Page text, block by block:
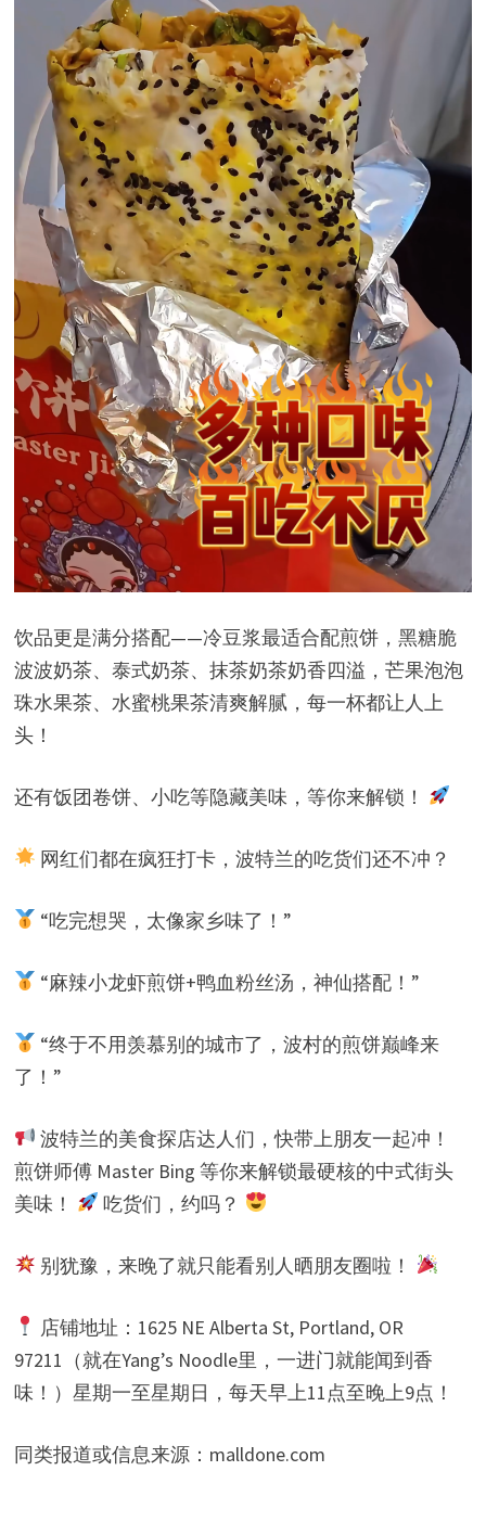
饮品更是满分搭配——冷豆浆最适合配煎饼，黑糖脆
波波奶茶、泰式奶茶、抹茶奶茶奶香四溢，芒果泡泡
珠水果茶、水蜜桃果茶清爽解腻，每一杯都让人上
头！
还有饭团卷饼、小吃等隐藏美味，等你来解锁！
网红们都在疯狂打卡，波特兰的吃货们还不冲？
“吃完想哭，太像家乡味了！”
“麻辣小龙虾煎饼+鸭血粉丝汤，神仙搭配！”
“终于不用羡慕别的城市了，波村的煎饼巅峰来
了！”
波特兰的美食探店达人们，快带上朋友一起冲！
煎饼师傅 Master Bing 等你来解锁最硬核的中式街头
美味！
吃货们，约吗？
别犹豫，来晚了就只能看别人晒朋友圈啦！
店铺地址：1625 NE Alberta St, Portland, OR
97211（就在Yang’s Noodle里，一进门就能闻到香
味！）星期一至星期日，每天早上11点至晚上9点！
同类报道或信息来源：malldone.com